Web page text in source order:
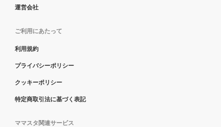
運営会社
ご利用にあたって
利用規約
プライバシーポリシー
クッキーポリシー
特定商取引法に基づく表記
ママスタ関連サービス